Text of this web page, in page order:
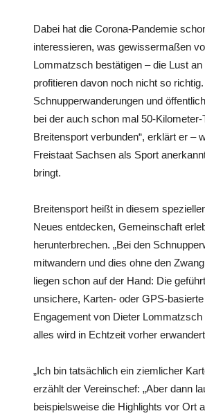
Dabei hat die Corona-Pandemie
interessieren, was gewissermaßen
Lommatzsch bestätigen – die Lust
profitieren davon noch nicht so
Schnupperwanderungen und
bei der auch schon mal 50-
Breitensport verbunden“, erklärt er –
Freistaat Sachsen als Sport
bringt.
Breitensport heißt in diesem
Neues entdecken, Gemeinschaft
herunterbrechen. „Bei den
mitwandern und dies ohne den
liegen schon auf der Hand: Die
unsichere, Karten- oder GPS-
Engagement von Dieter
alles wird in Echtzeit vorher
„Ich bin tatsächlich ein ziemlicher
erzählt der Vereinschef: „Aber dann
beispielsweise die Highlights vor Ort